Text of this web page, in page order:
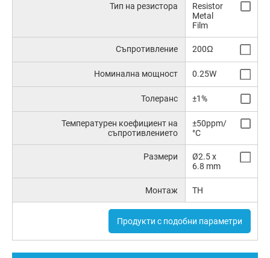
Тип на резистора
Resistor
Metal
Film
Съпротивление 200Ω
Номинална мощност 0.25W
Толеранс ±1%
Температурен коефициент на
съпротивлението
±50ppm/
°C
Размери
Ø2.5 x
6.8 mm
Монтаж TH
Продукти с подобни параметри